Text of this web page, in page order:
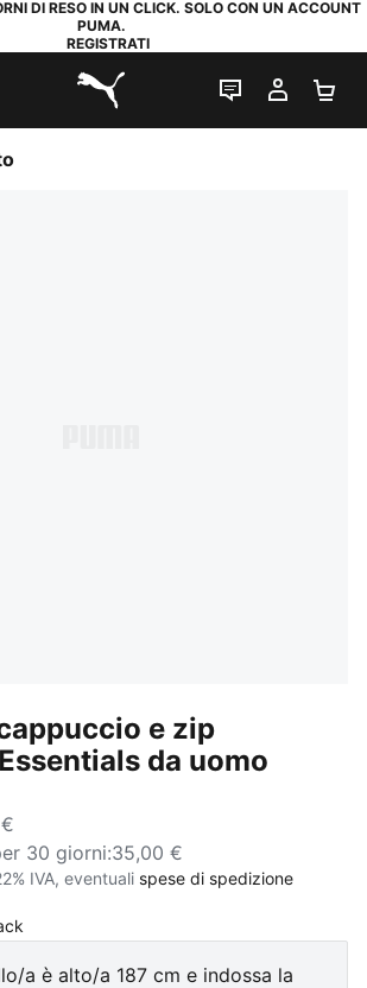
DI RESO IN UN CLICK. SOLO CON UN ACCOUNT
PUMA.
REGISTRATI
PUMA.com
CHAT IL MIO
e zip
da uomo
30 giorni:35,00 €
IVA, eventuali spese di spedizione
a è alto/a 187 cm e indossa la